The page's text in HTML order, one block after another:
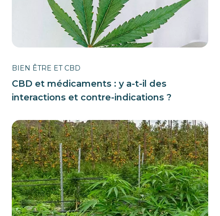
BIEN ÊTRE ET CBD
CBD et médicaments : y a-t-il des
interactions et contre-indications ?